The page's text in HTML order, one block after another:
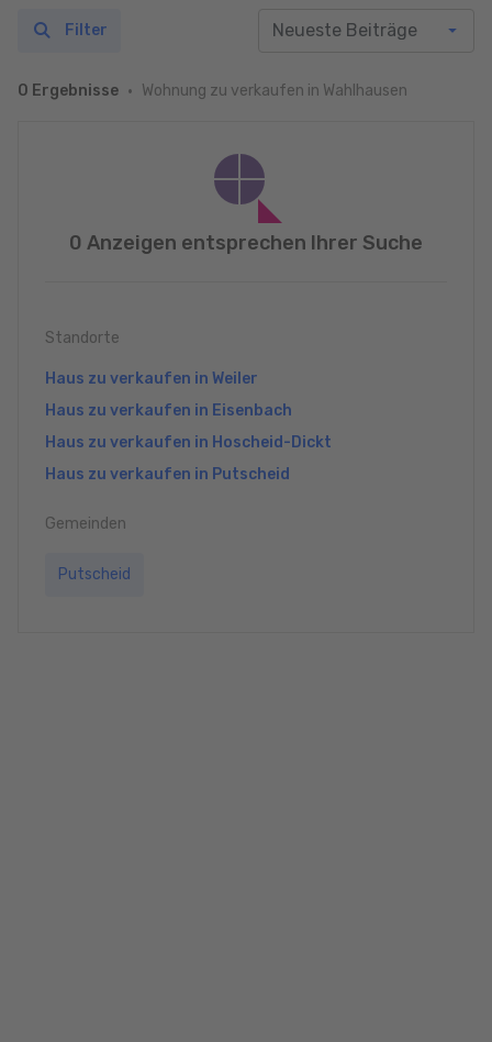
0 Ergebnisse Wohnung zu verkaufen in Wahlhausen
Filter
0 Anzeigen entsprechen Ihrer Suche
Standorte
Haus zu verkaufen in Weiler
Haus zu verkaufen in Eisenbach
Haus zu verkaufen in Hoscheid-Dickt
Haus zu verkaufen in Putscheid
Gemeinden
Putscheid